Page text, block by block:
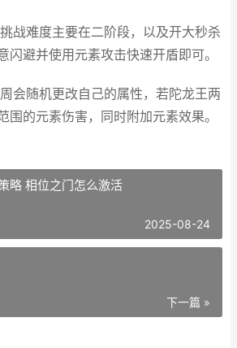
战难度主要在二阶段，以及开大秒杀
闪避并使用元素攻击快速开盾即可。
会随机更改自己的属性，若陀龙王两
围的元素伤害，同时附加元素效果。
略 相位之门怎么激活
2025-08-24
下一篇 »